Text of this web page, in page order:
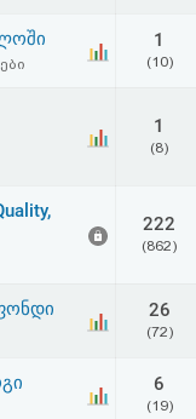
1
(10)
1
(8)
222
(862)
26
(72)
6
(19)